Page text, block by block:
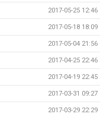
2017-05-25 12:46
2017-05-18 18:09
2017-05-04 21:56
2017-04-25 22:46
2017-04-19 22:45
2017-03-31 09:27
2017-03-29 22:29